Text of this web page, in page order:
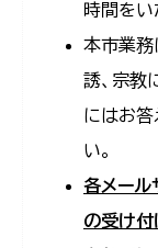
時間をい
本市業務
誘、宗教
にはお答
い。
各メール
の受け付